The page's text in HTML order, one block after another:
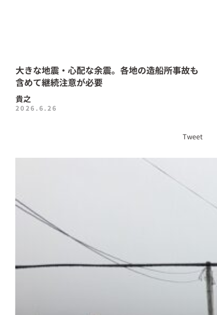
大きな地震・心配な余震。各地の造船所事故も
含めて継続注意が必要
貴之
2026.6.26
Tweet